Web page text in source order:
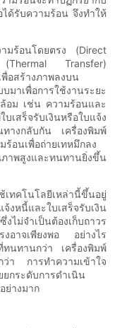
ด้รับความร้อน จึงทำให้
มร้อนโดยตรง (Direct
Transfer)
อสร้างภาพลงบน
าเพื่อการใช้งานระยะ
อม เช่น ความร้อนและ
เสร็จรับเงินหรือใบแจ้ง
ทางกลับกัน เครื่องพิมพ์
อนเพื่อถ่ายเทหมึกลง
พสูงและทนทานยิ่งขึ้น
ทคโนโลยีเหล่านี้ขึ้นอยู่
หนี้และใบเสร็จรับเงิน
ไม่จำเป็นต้องเก็บถาวร
อาจเพียงพอ อย่างไร
ทนทานกว่า เครื่องพิมพ์
ว่า การทำความเข้าใจ
กระดับการดำเนิน
ย่างมาก